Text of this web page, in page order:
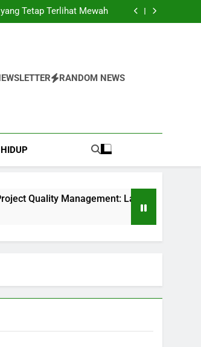
Bisnis
Tetap Terlihat Mewah
Awal Mewujudkan Total
Mendukung Kegiatan
Awal Mewujudkan Total
Quality Management
Praktis Tanpa Ribet
RANDOM NEWS
Quality Management: Langkah Awal